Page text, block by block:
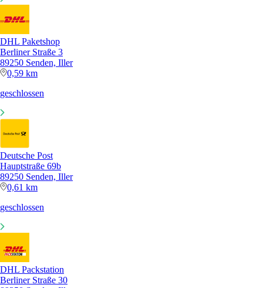
DHL Paketshop
Berliner Straße 3
89250 Senden, Iller
0,59 km
geschlossen
Deutsche Post
Hauptstraße 69b
89250 Senden, Iller
0,61 km
geschlossen
DHL Packstation
Berliner Straße 30